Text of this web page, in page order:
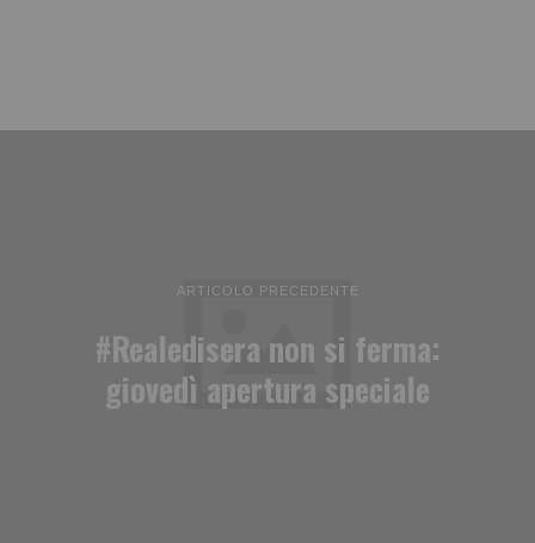
ARTICOLO PRECEDENTE
#Realedisera non si ferma:
giovedì apertura speciale